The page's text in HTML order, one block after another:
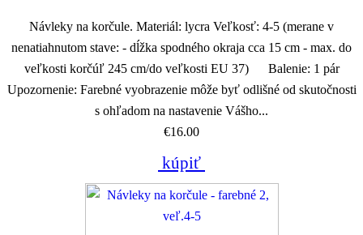
Návleky na korčule. Materiál: lycra Veľkosť: 4-5 (merane v
nenatiahnutom stave: - dĺžka spodného okraja cca 15 cm - max. do
veľkosti korčúľ 245 cm/do veľkosti EU 37) Balenie: 1 pár
Upozornenie: Farebné vyobrazenie môže byť odlišné od skutočnosti
s ohľadom na nastavenie Vášho...
€16.00
kúpiť